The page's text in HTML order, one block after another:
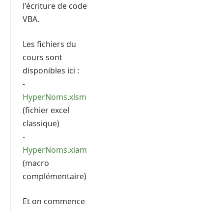
l'écriture de code
VBA.
Les fichiers du
cours sont
disponibles ici :
-
HyperNoms.xlsm
(fichier excel
classique)
-
HyperNoms.xlam
(macro
complémentaire)
Et on commence